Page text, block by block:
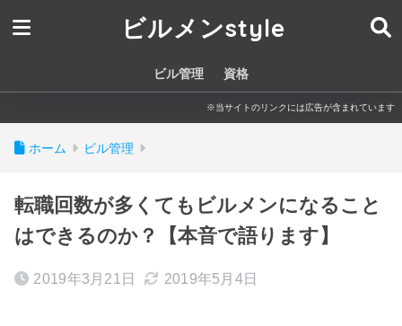
ビルメンstyle
ビル管理 資格
※当サイトのリンクには広告が含まれています
ホーム ビル管理
転職回数が多くてもビルメンになること
はできるのか？【本音で語ります】
2019年3月21日 2019年5月4日